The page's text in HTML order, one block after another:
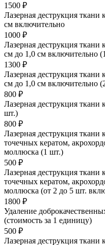
1500 ₽
Лазерная деструкция
см включительно
1000 ₽
Лазерная деструкция
см до 1,0 см включительно
1300 ₽
Лазерная деструкция
см до 1,0 см включительно
800 ₽
Лазерная деструкция ткани
шт.)
800 ₽
Лазерная деструкция
точечных кератом,
моллюска (1 шт.)
500 ₽
Лазерная деструкция
точечных кератом,
моллюска (от 2 до 5 шт.
1800 ₽
Удаление
(стоимость за 1 единицу)
500 ₽
Лазерная деструкция